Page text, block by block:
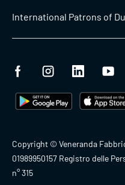
International Patrons of
Copyright © Veneranda
01989950157 Registro delle
n° 315